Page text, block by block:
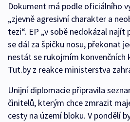
Dokument má podle oficiálního
„zjevně agresivní charakter a
tezi“. EP „v sobě nedokázal
se dál za špičku nosu, překonat
nestát se rukojmím konvenčních
Tut.by z reakce ministerstva
Unijní diplomacie připravila
činitelů, kterým chce zmrazit
cesty na území bloku. V pondělí